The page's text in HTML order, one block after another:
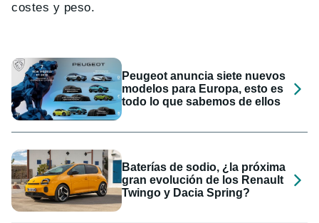
costes y peso.
Peugeot anuncia siete nuevos
modelos para Europa, esto es
todo lo que sabemos de ellos
Baterías de sodio, ¿la próxima
gran evolución de los Renault
Twingo y Dacia Spring?